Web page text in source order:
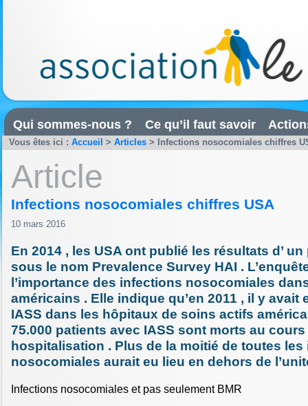
Qui sommes-nous ? Ce qu’il faut savoir
Vous êtes ici : Accueil > Articles > Infections nosocomiales chiffres
Article
Infections nosocomiales chiffres USA
10 mars 2016
En 2014 , les USA ont publié les résultats d’
sous le nom Prevalence Survey HAI .
l’importance des infections nosocomiales
américains . Elle indique qu’en 2011 , il y avait
IASS dans les hôpitaux de soins actifs
75.000 patients avec IASS sont morts au
hospitalisation . Plus de la moitié de toutes
nosocomiales aurait eu lieu en dehors de
Infections nosocomiales et pas seulement BMR